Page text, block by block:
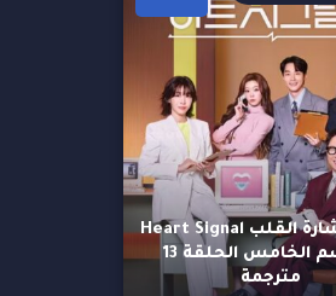
برنامج إشارة القلب Heart Signal
الموسم الخامس الحلقة 13
مترجمة